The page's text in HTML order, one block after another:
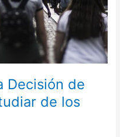
Decisión de
de los